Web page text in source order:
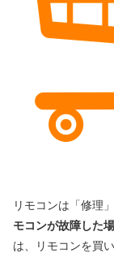
リモコンは「修理
モコンが故障した
は、リモコンを買